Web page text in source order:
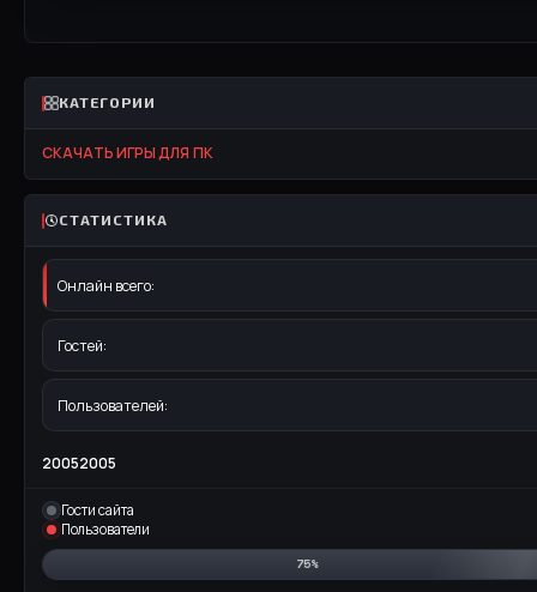
КАТЕГОРИИ
СКАЧАТЬ ИГРЫ ДЛЯ ПК
СТАТИСТИКА
Онлайн всего:
Гостей:
Пользователей:
20052005
Гости сайта
Пользователи
75%